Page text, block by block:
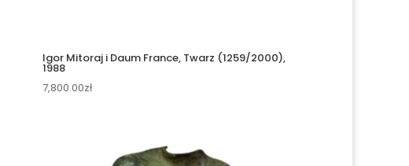
Igor Mitoraj i Daum France, Twarz (1259/2000),
1988
7,800.00zł